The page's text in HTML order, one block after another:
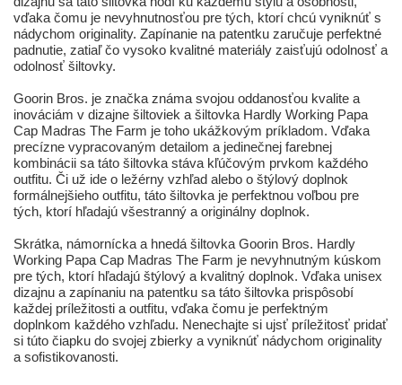
vďaka čomu je nevyhnutnosťou pre tých, ktorí chcú vyniknúť s
nádychom originality. Zapínanie na patentku zaručuje perfektné
padnutie, zatiaľ čo vysoko kvalitné materiály zaisťujú odolnosť a
odolnosť šiltovky.
Goorin Bros. je značka známa svojou oddanosťou kvalite a
inováciám v dizajne šiltoviek a šiltovka Hardly Working Papa
Cap Madras The Farm je toho ukážkovým príkladom. Vďaka
precízne vypracovaným detailom a jedinečnej farebnej
kombinácii sa táto šiltovka stáva kľúčovým prvkom každého
outfitu. Či už ide o ležérny vzhľad alebo o štýlový doplnok
formálnejšieho outfitu, táto šiltovka je perfektnou voľbou pre
tých, ktorí hľadajú všestranný a originálny doplnok.
Skrátka, námornícka a hnedá šiltovka Goorin Bros. Hardly
Working Papa Cap Madras The Farm je nevyhnutným kúskom
pre tých, ktorí hľadajú štýlový a kvalitný doplnok. Vďaka unisex
dizajnu a zapínaniu na patentku sa táto šiltovka prispôsobí
každej príležitosti a outfitu, vďaka čomu je perfektným
doplnkom každého vzhľadu. Nenechajte si ujsť príležitosť pridať
si túto čiapku do svojej zbierky a vyniknúť nádychom originality
a sofistikovanosti.